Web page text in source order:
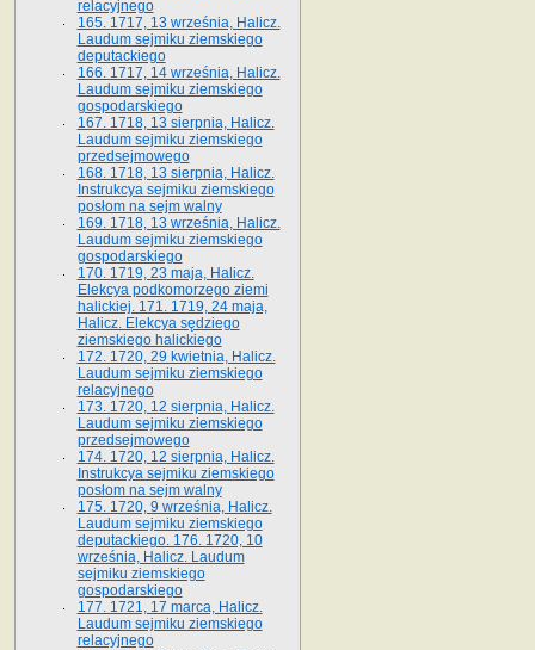
relacyjnego
165. 1717, 13 września, Halicz.
Laudum sejmiku ziemskiego
deputackiego
166. 1717, 14 września, Halicz.
Laudum sejmiku ziemskiego
gospodarskiego
167. 1718, 13 sierpnia, Halicz.
Laudum sejmiku ziemskiego
przedsejmowego
168. 1718, 13 sierpnia, Halicz.
Instrukcya sejmiku ziemskiego
posłom na sejm walny
169. 1718, 13 września, Halicz.
Laudum sejmiku ziemskiego
gospodarskiego
170. 1719, 23 maja, Halicz.
Elekcya podkomorzego ziemi
halickiej. 171. 1719, 24 maja,
Halicz. Elekcya sędziego
ziemskiego halickiego
172. 1720, 29 kwietnia, Halicz.
Laudum sejmiku ziemskiego
relacyjnego
173. 1720, 12 sierpnia, Halicz.
Laudum sejmiku ziemskiego
przedsejmowego
174. 1720, 12 sierpnia, Halicz.
Instrukcya sejmiku ziemskiego
posłom na sejm walny
175. 1720, 9 września, Halicz.
Laudum sejmiku ziemskiego
deputackiego. 176. 1720, 10
września, Halicz. Laudum
sejmiku ziemskiego
gospodarskiego
177. 1721, 17 marca, Halicz.
Laudum sejmiku ziemskiego
relacyjnego